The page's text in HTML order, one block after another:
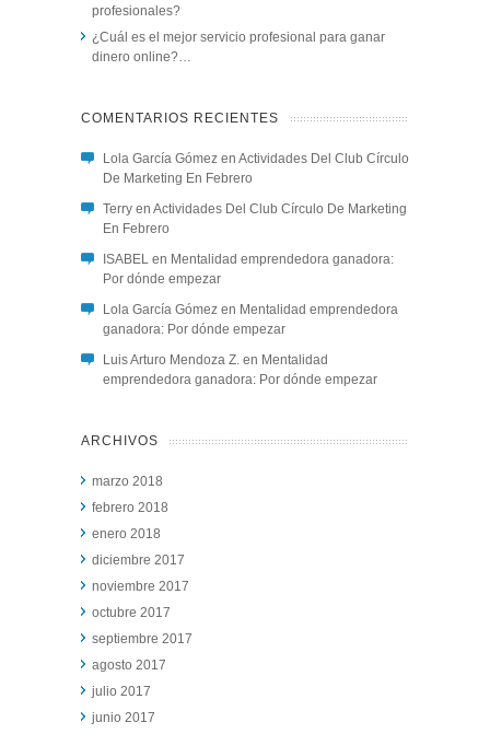
profesionales?
¿Cuál es el mejor servicio profesional para ganar
dinero online?…
COMENTARIOS RECIENTES
Lola García Gómez en Actividades Del Club Círculo
De Marketing En Febrero
Terry en Actividades Del Club Círculo De Marketing
En Febrero
ISABEL en Mentalidad emprendedora ganadora:
Por dónde empezar
Lola García Gómez en Mentalidad emprendedora
ganadora: Por dónde empezar
Luis Arturo Mendoza Z. en Mentalidad
emprendedora ganadora: Por dónde empezar
ARCHIVOS
marzo 2018
febrero 2018
enero 2018
diciembre 2017
noviembre 2017
octubre 2017
septiembre 2017
agosto 2017
julio 2017
junio 2017